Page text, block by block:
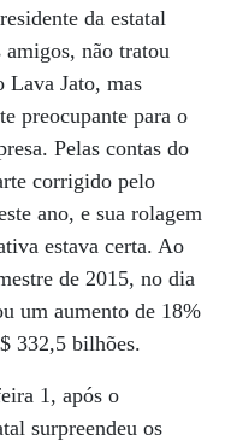
da estatal
não tratou
Lava Jato, mas
preocupante para o
Pelas contas do
corrigido pelo
ano, e sua rolagem
estava certa. Ao
de 2015, no dia
um aumento de 18%
332,5 bilhões.
1, após o
surpreendeu os